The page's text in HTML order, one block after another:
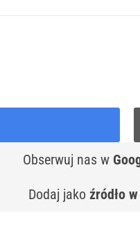
Obserwuj nas w
Dodaj jako źródło